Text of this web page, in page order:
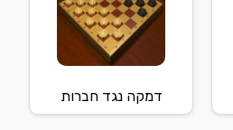
דמקה נגד חברות